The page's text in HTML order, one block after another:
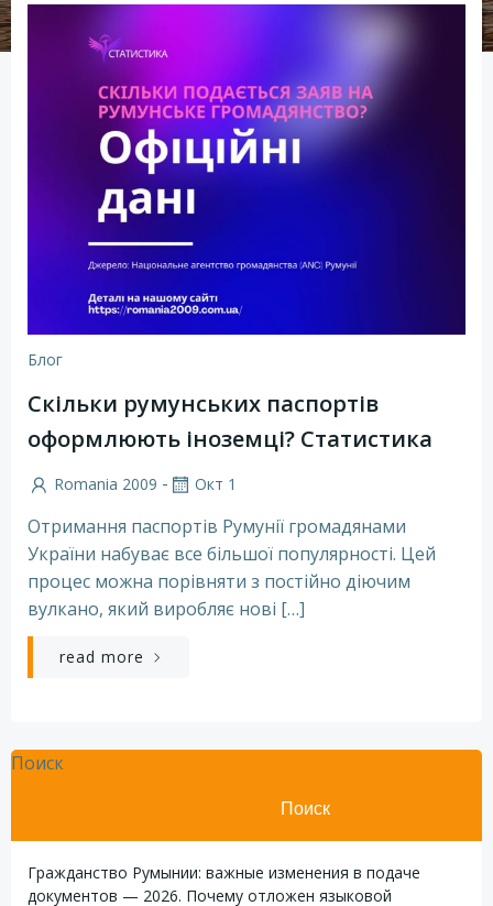
Блог
Скільки румунських паспортів
оформлюють іноземці? Статистика
Romania 2009 - Окт 1
Отримання паспортів Румунії громадянами
України набуває все більшої популярності. Цей
процес можна порівняти з постійно діючим
вулкано, який виробляє нові […]
read more
Поиск
Поиск
Гражданство Румынии: важные изменения в подаче
документов — 2026. Почему отложен языковой